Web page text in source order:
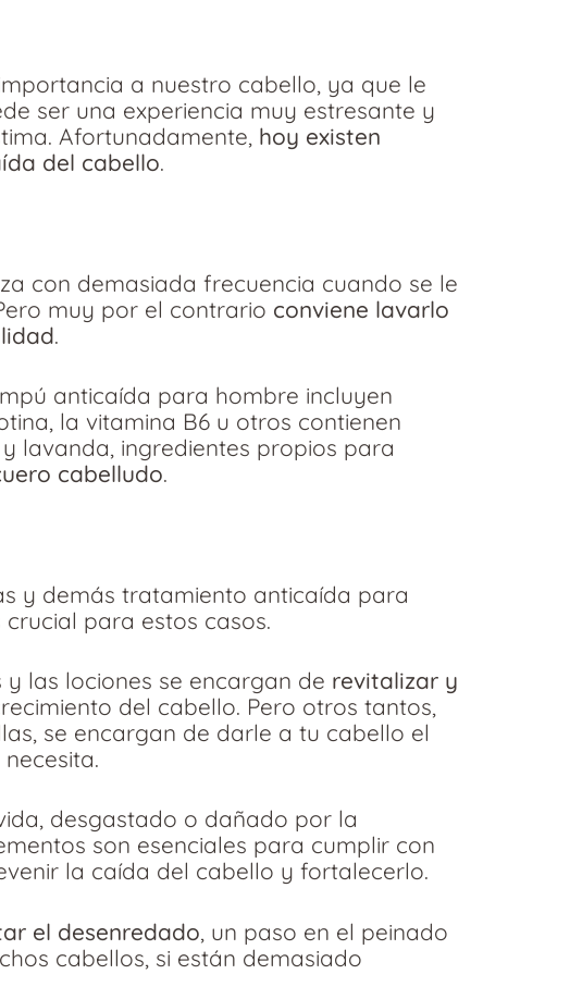
a nuestro cabello, ya que le
ser una experiencia muy estresante y
Afortunadamente, hoy existen
del cabello.
con demasiada frecuencia cuando se le
muy por el contrario conviene lavarlo
.
anticaída para hombre incluyen
la vitamina B6 u otros contienen
lavanda, ingredientes propios para
cabelludo.
y demás tratamiento anticaída para
para estos casos.
las lociones se encargan de revitalizar y
del cabello. Pero otros tantos,
se encargan de darle a tu cabello el
desgastado o dañado por la
son esenciales para cumplir con
la caída del cabello y fortalecerlo.
el desenredado, un paso en el peinado
cabellos, si están demasiado